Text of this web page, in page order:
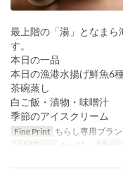
最上階の「湯」となま
す。
本日の一品
本日の漁港水揚げ鮮魚6
茶碗蒸し
白ご飯・漬物・味噌汁
季節のアイスクリーム
Fine Print ちらし専用プラン
Valid Dates
Apr 01 ~ Meals